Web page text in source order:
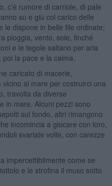
c’è rumore di carriole, di pale
su e giù col carico delle
le dispone in belle file ordinate;
pioggia, vento, sole, finché
e le tegole saltano per aria
la pace e la calma.
caricato di macerie,
al mare per costruirci una
travolta da diverse
in mare. Alcuni pezzi sono
sul fondo, altri rimangono
incomincia a giocare con loro,
svariate volte, con carezze
impercettibilmente come se
e le strofina il muso sotto